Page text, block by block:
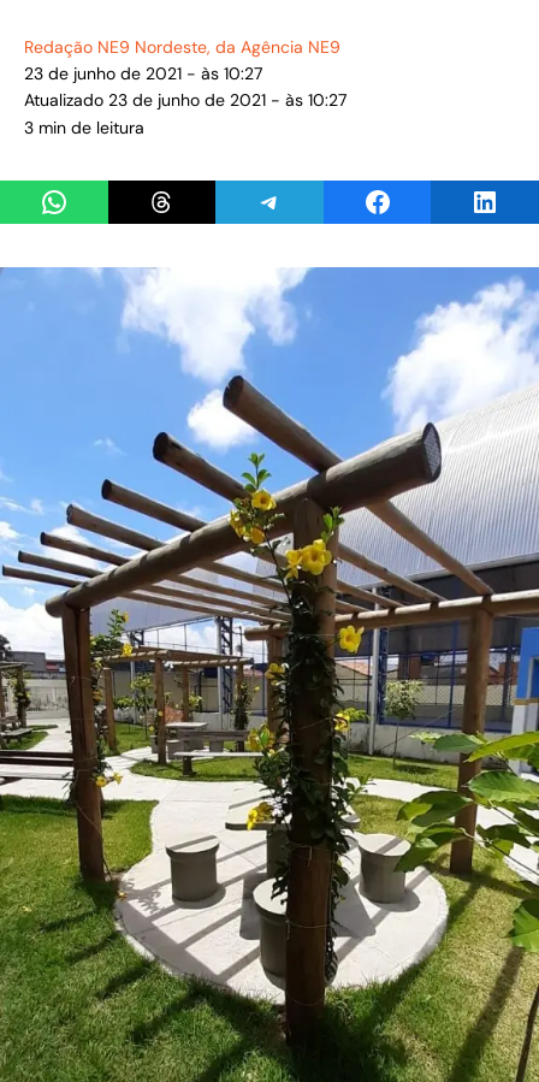
Redação NE9 Nordeste, da Agência NE9
23 de junho de 2021 - às 10:27
Atualizado 23 de junho de 2021 - às 10:27
3 min de leitura
Share on WhatsAppShare on ThreadsShare on TelegramShare on Facebook